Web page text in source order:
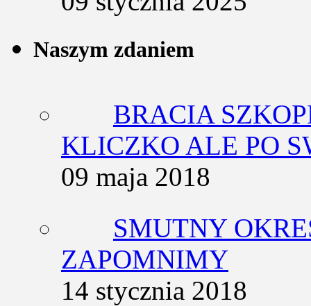
Naszym zdaniem
BRACIA
KLICZKO ALE PO
09 maja 2018
SMUTNY
ZAPOMNIMY
14 stycznia 2018